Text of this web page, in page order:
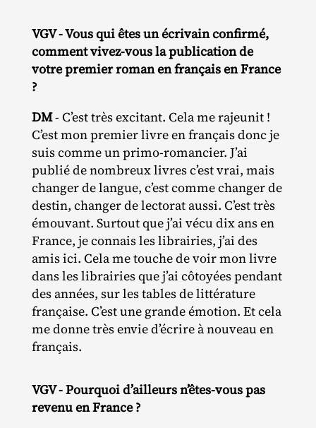
VGV - Vous qui êtes un écrivain confirmé,
comment vivez-vous la publication de
votre premier roman en français en France
?
DM- C’est très excitant. Cela me rajeunit !
C’est mon premier livre en français donc je
suis comme un primo‐​romancier. J’ai
publié de nombreux livres c’est vrai, mais
changer de langue, c’est comme changer de
destin, changer de lectorat aussi. C’est très
émouvant. Surtout que j’ai vécu dix ans en
France, je connais les librairies, j’ai des
amis ici. Cela me touche de voir mon livre
dans les librairies que j’ai côtoyées pendant
des années, sur les tables de littérature
française. C’est une grande émotion. Et cela
me donne très envie d’écrire à nouveau en
français.
VGV - Pourquoi d’ailleurs n’êtes-vous pas
revenu en France ?